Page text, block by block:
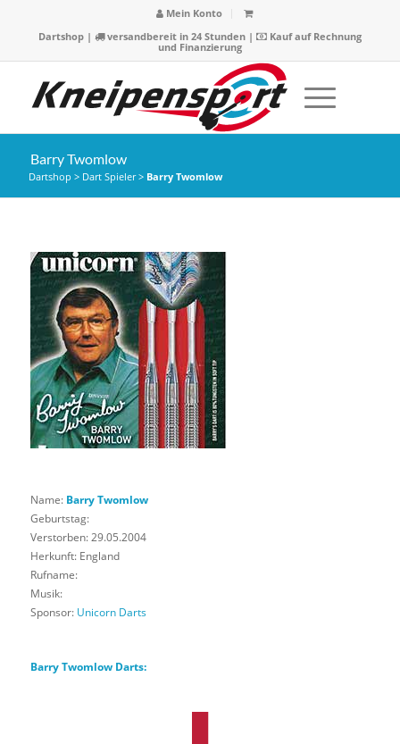
Mein Konto
Dartshop| versandbereit in 24 Stunden |
Kauf auf Rechnung
und Finanzierung
Barry Twomlow
Dartshop > Dart Spieler> Barry Twomlow
Name: Barry Twomlow
Geburtstag:
Verstorben: 29.05.2004
Herkunft: England
Rufname:
Musik:
Sponsor: Unicorn Darts
Barry Twomlow Darts: